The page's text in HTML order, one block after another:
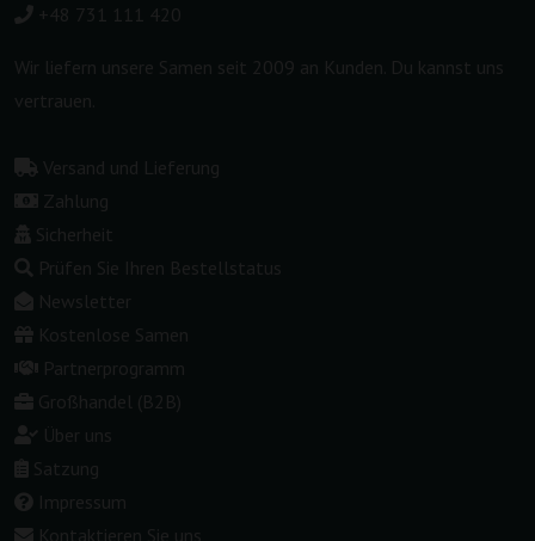
+48 731 111 420
Wir liefern unsere Samen seit 2009 an Kunden. Du kannst uns
vertrauen.
Versand und Lieferung
Zahlung
Sicherheit
Prüfen Sie Ihren Bestellstatus
Newsletter
Kostenlose Samen
Partnerprogramm
Großhandel (B2B)
Über uns
Satzung
Impressum
Kontaktieren Sie uns